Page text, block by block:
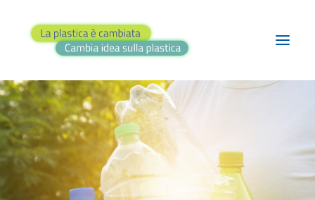
BLOG
PROGETTI
TEATRO
RASSEGNA STAMPA